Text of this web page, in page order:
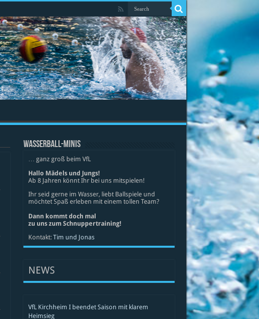
WASSERBALL-MINIS
… ganz groß beim VfL
Hallo Mädels und Jungs!
Ab 8 Jahren könnt Ihr bei uns mitspielen!
Ihr seid gerne im Wasser, liebt Ballspiele und
möchtet Spaß erleben mit einem tollen Team?
Dann kommt doch mal
zu uns zum Schnuppertraining!
Kontakt: Tim und Jonas
NEWS
VfL Kirchheim I beendet Saison mit klarem
Heimsieg